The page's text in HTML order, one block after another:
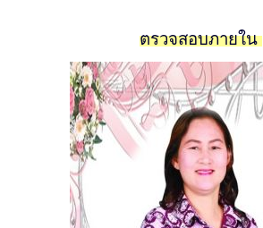
ตรวจสอบภายใน